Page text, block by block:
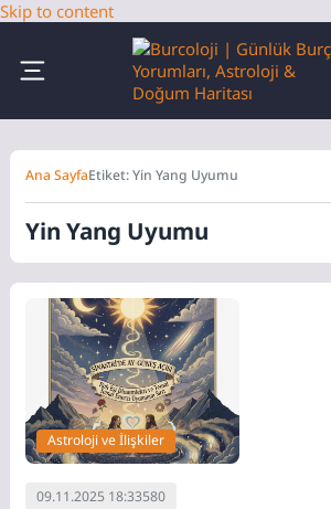
Skip to content
Ana SayfaEtiket: Yin Yang Uyumu
Yin Yang Uyumu
Astroloji ve İlişkiler
09.11.2025 18:33580